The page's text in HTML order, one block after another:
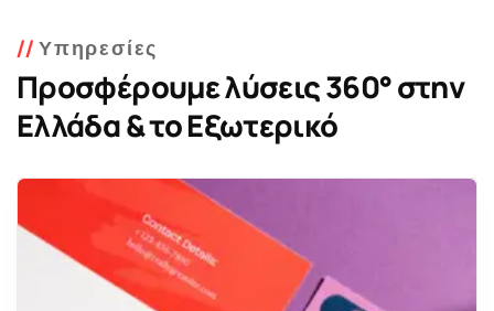
Υπηρεσίες
Προσφέρουμε λύσεις 360° στην
Ελλάδα & το Εξωτερικό